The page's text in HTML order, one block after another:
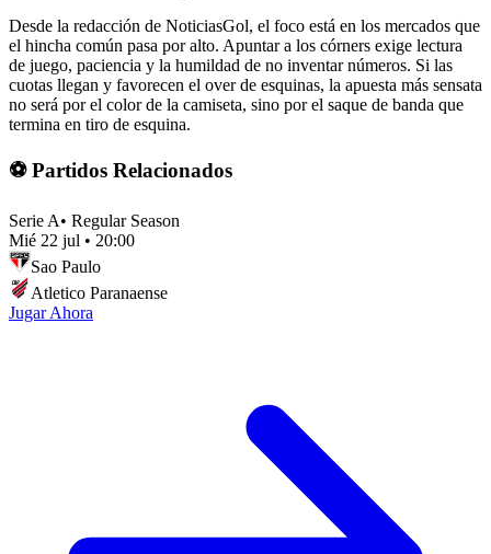
Desde la redacción de NoticiasGol, el foco está en los mercados que
el hincha común pasa por alto. Apuntar a los córners exige lectura
de juego, paciencia y la humildad de no inventar números. Si las
cuotas llegan y favorecen el over de esquinas, la apuesta más sensata
no será por el color de la camiseta, sino por el saque de banda que
termina en tiro de esquina.
⚽ Partidos Relacionados
Serie A• Regular Season
Mié 22 jul • 20:00
Sao Paulo
Atletico Paranaense
Jugar Ahora